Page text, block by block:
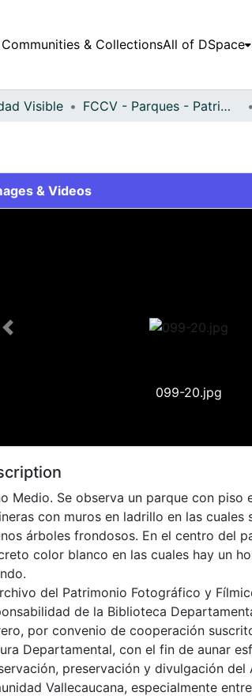
Communities & CollectionsAll of DSpace
Visible FCCV - Parques - Patrimonial
& Videos
099-20.jpg
Previous
Medio. Se observa un parque con
con muros en ladrillo en las cuales
árboles frondosos. En el centro del
color blanco en las cuales hay un
del Patrimonio Fotográfico y
de la Biblioteca
por convenio de cooperación
Departamental, con el fin de aunar
preservación y divulgación del
Vallecaucana, especialmente